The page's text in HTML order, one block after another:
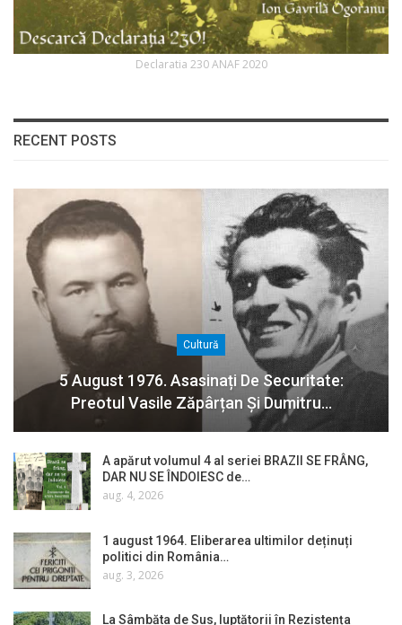
Declaratia 230 ANAF 2020
RECENT POSTS
Cultură
5 August 1976. Asasinați De Securitate:
Preotul Vasile Zăpârțan Și Dumitru…
A apărut volumul 4 al seriei BRAZII SE FRÂNG,
DAR NU SE ÎNDOIESC de…
aug. 4, 2026
1 august 1964. Eliberarea ultimilor deținuți
politici din România…
aug. 3, 2026
La Sâmbăta de Sus, luptătorii în Rezistența